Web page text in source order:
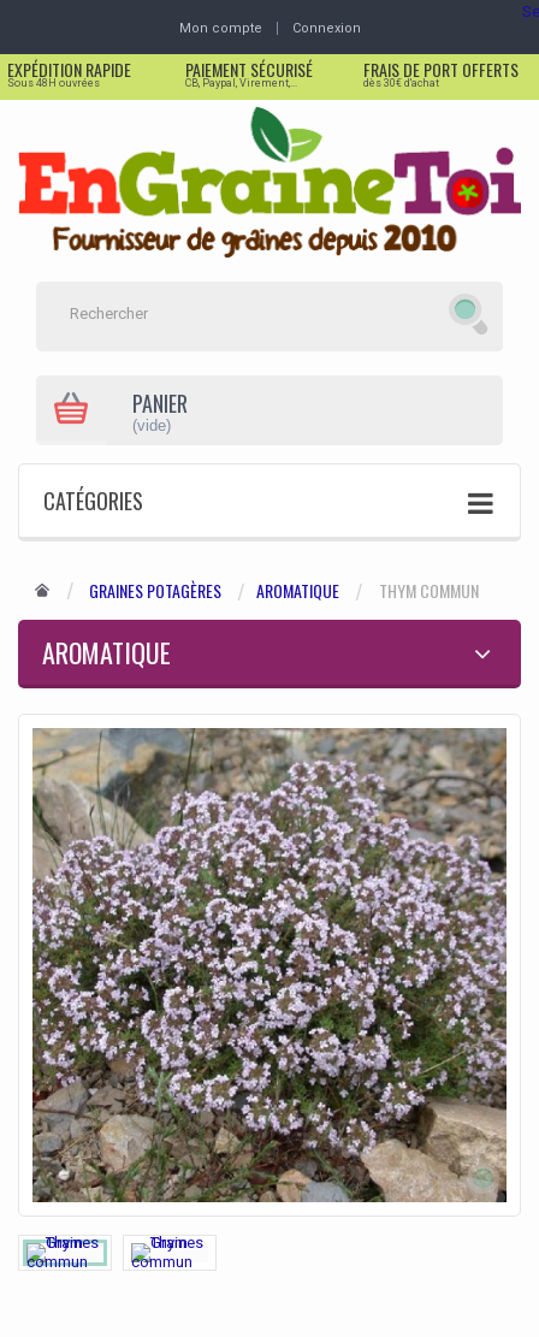
Mon compte Connexion
EXPÉDITION RAPIDE
Sous 48H ouvrées
PAIEMENT SÉCURISÉ
CB, Paypal, Virement,...
FRAIS DE PORT OFFERTS
dès 30€ d'achat
PANIER
(vide)
CATÉGORIES
GRAINES POTAGÈRES AROMATIQUE THYM COMMUN
AROMATIQUE